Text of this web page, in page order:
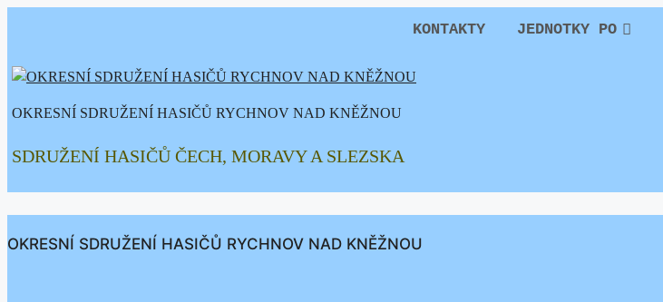
KONTAKTY JEDNOTKY PO
OKRESNÍ SDRUŽENÍ HASIČŮ RYCHNOV NAD KNĚŽNOU
SDRUŽENÍ HASIČŮ ČECH, MORAVY A SLEZSKA
OKRESNÍ SDRUŽENÍ HASIČŮ RYCHNOV NAD KNĚŽNOU